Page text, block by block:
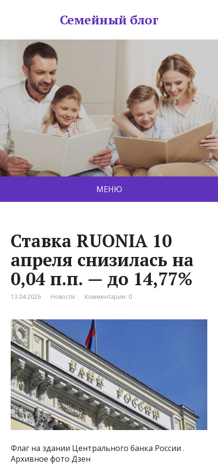
Семейный блог
МЕНЮ
Ставка RUONIA 10
апреля снизилась на
0,04 п.п. — до 14,77%
13.04.2026 Новости Комментарии: 0
Флаг на здании Центрального банка России .
Архивное фото Дзен